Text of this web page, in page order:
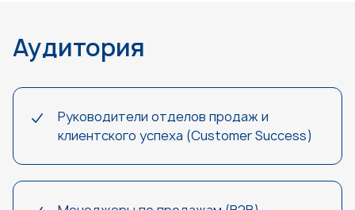
Аудитория
Руководители отделов продаж и
клиентского успеха (Customer Success)